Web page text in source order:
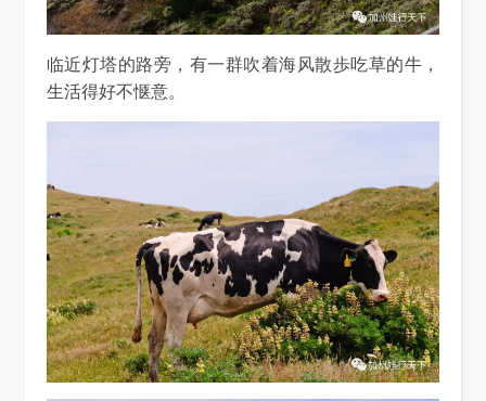
临近灯塔的路旁，有一群吹着海风散歩吃草的牛，
生活得好不惬意。